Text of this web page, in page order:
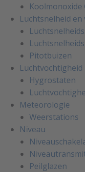
Luchtsnelheid en
Pitotbuizen
Luchtvochtigheid
Hygrostaten
Meteorologie
Weerstations
Niveau
Peilglazen